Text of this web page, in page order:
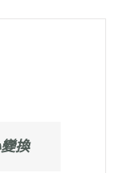
換